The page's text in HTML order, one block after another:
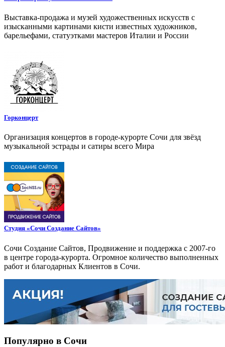
Выставка-продажа и музей художественных искусств с
изысканными картинами кисти известных художников,
барельефами, статуэтками мастеров Италии и России
Горконцерт
Организация концертов в городе-курорте Сочи для звёзд
музыкальной эстрады и сатиры всего Мира
Студия «Сочи Создание Сайтов»
Сочи Создание Сайтов, Продвижение и поддержка с 2007-го
в центре города-курорта. Огромное количество выполненных
работ и благодарных Клиентов в Сочи.
Популярно в Сочи